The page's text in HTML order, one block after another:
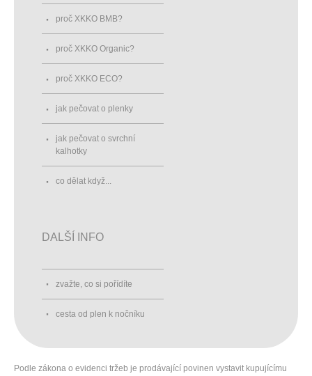
proč XKKO BMB?
proč XKKO Organic?
proč XKKO ECO?
jak pečovat o plenky
jak pečovat o svrchní
kalhotky
co dělat když...
DALŠÍ INFO
zvažte, co si pořídíte
cesta od plen k nočníku
Podle zákona o evidenci tržeb je prodávající povinen vystavit kupujícímu